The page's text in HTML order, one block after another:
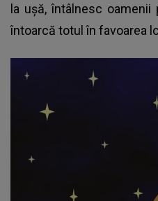
la ușă, întâlnesc
întoarcă totul în favoarea